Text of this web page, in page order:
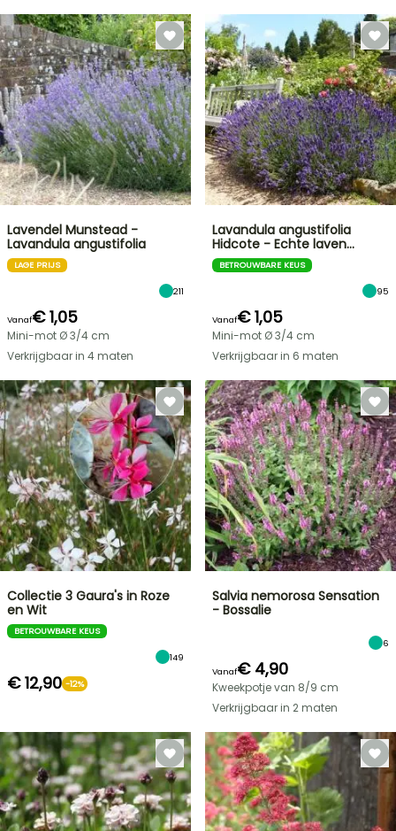
Lavendel Munstead -
Lavandula angustifolia
LAGE PRIJS
211
Vanaf€ 1,05
Mini-mot Ø 3/4 cm
Verkrijgbaar in 4 maten
Lavandula angustifolia
Hidcote - Echte laven…
BETROUWBARE KEUS
95
Vanaf€ 1,05
Mini-mot Ø 3/4 cm
Verkrijgbaar in 6 maten
Collectie 3 Gaura's in Roze
en Wit
BETROUWBARE KEUS
149
€ 12,90 -12%
Salvia nemorosa Sensation
- Bossalie
6
Vanaf€ 4,90
Kweekpotje van 8/9 cm
Verkrijgbaar in 2 maten